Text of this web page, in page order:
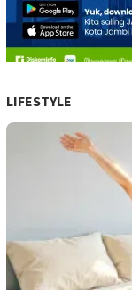
LIFESTYLE